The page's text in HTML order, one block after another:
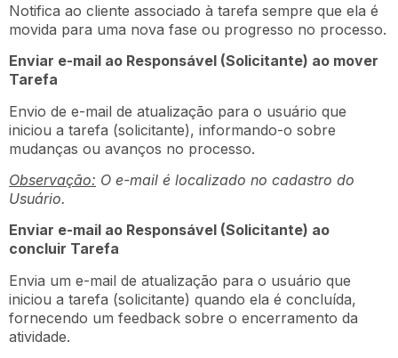
Notifica ao cliente associado à tarefa sempre que ela é
movida para uma nova fase ou progresso no processo.
Enviar e-mail ao Responsável (Solicitante) ao mover
Tarefa
Envio de e-mail de atualização para o usuário que
iniciou a tarefa (solicitante), informando-o sobre
mudanças ou avanços no processo.
Observação: O e-mail é localizado no cadastro do
Usuário.
Enviar e-mail ao Responsável (Solicitante) ao
concluir Tarefa
Envia um e-mail de atualização para o usuário que
iniciou a tarefa (solicitante) quando ela é concluída,
fornecendo um feedback sobre o encerramento da
atividade.